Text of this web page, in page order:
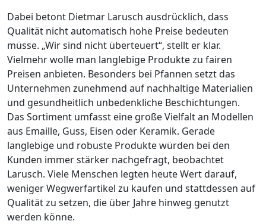
Dabei betont Dietmar Larusch ausdrücklich, dass
Qualität nicht automatisch hohe Preise bedeuten
müsse. „Wir sind nicht überteuert“, stellt er klar.
Vielmehr wolle man langlebige Produkte zu fairen
Preisen anbieten. Besonders bei Pfannen setzt das
Unternehmen zunehmend auf nachhaltige Materialien
und gesundheitlich unbedenkliche Beschichtungen.
Das Sortiment umfasst eine große Vielfalt an Modellen
aus Emaille, Guss, Eisen oder Keramik. Gerade
langlebige und robuste Produkte würden bei den
Kunden immer stärker nachgefragt, beobachtet
Larusch. Viele Menschen legten heute Wert darauf,
weniger Wegwerfartikel zu kaufen und stattdessen auf
Qualität zu setzen, die über Jahre hinweg genutzt
werden könne.